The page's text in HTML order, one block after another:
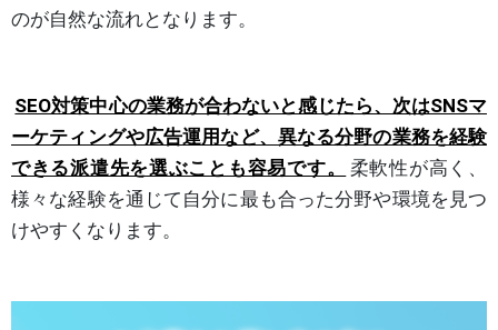
のが自然な流れとなります。
SEO対策中心の業務が合わないと感じたら、次はSNSマ
ーケティングや広告運用など、異なる分野の業務を経験
できる派遣先を選ぶことも容易です。
柔軟性が高く、
様々な経験を通じて自分に最も合った分野や環境を見つ
けやすくなります。